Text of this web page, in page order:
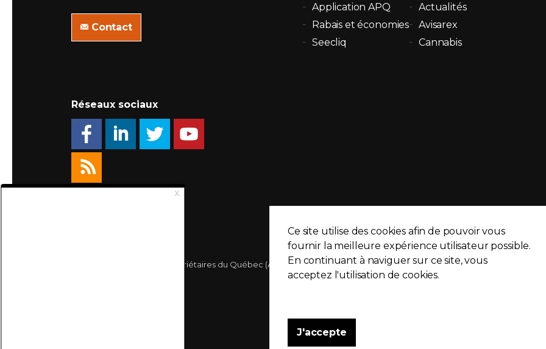
Contact
Application APQ
Actualités
Rabais et économies
Avisarex
Seecliq
Cannabis
Réseaux sociaux
© 2026 Association des Propriétaires du Québec (APQ) Politique de confidentialité Plan du site
Ce site utilise des cookies afin de pouvoir vous
fournir la meilleure expérience utilisateur possible.
En continuant à naviguer sur ce site, vous
acceptez l'utilisation de cookies.
J'accepte